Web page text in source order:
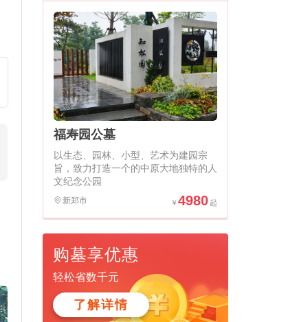
福寿园公墓
以生态、园林、小型、艺术为建园宗
旨，致力打造一个的中原大地独特的人
文纪念公园
新郑市 4980
购墓享优惠
轻松省数千元
了解详情